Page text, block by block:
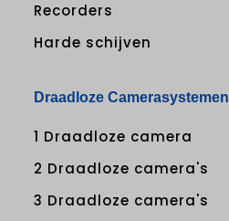
Recorders
Harde schijven
Draadloze Camerasystemen
1 Draadloze camera
2 Draadloze camera's
3 Draadloze camera's